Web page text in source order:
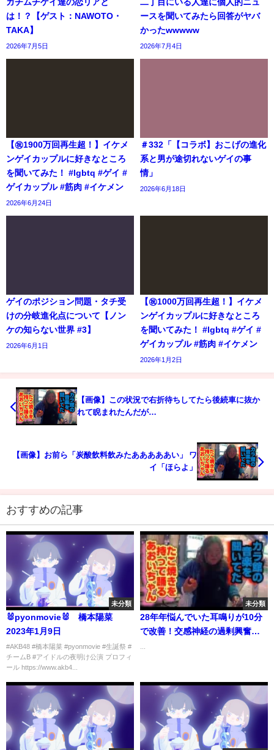
ガチムチゲイ達の恋リアと
は！？【ゲスト：NAWOTO・
TAKA】
2026年7月5日
二丁目にいる人達に個人的ニュ
ースを聞いてみたら回答がヤバ
かったwwwww
2026年7月4日
【㊗️1900万回再生超！】イケメ
ンゲイカップルに好きなところ
を聞いてみた！ #lgbtq #ゲイ #
ゲイカップル #筋肉 #イケメン
2026年6月24日
＃332「【コラボ】おこげの進化
系と男が途切れないゲイの事
情」
2026年6月18日
ゲイのポジション問題・タチ受
けの分岐進化点について【ノン
ケの知らない世界 #3】
2026年6月1日
【㊗️1000万回再生超！】イケメ
ンゲイカップルに好きなところ
を聞いてみた！ #lgbtq #ゲイ #
ゲイカップル #筋肉 #イケメン
2026年1月2日
【画像】この状況で右折待ちしてたら後続車に抜か
れて睨まれたんだが…
【画像】お前ら「炭酸飲料飲みたあああああい」 ワ
イ「ほらよ」
おすすめの記事
未分類
🐰pyonmovie🐰 橋本陽菜
2023年1月9日
#AKB48 #橋本陽菜 #pyonmovie #生誕祭 #
チームB #アイドルの夜明け公演 プロフィ
ール https://www.akb4...
未分類
28年年悩んでいた耳鳴りが10分
で改善！交感神経の過剰興奮を